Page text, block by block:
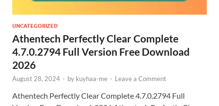
UNCATEGORIZED
Athentech Perfectly Clear Complete
4.7.0.2794 Full Version Free Download
2026
August 28, 2024 - by kuyhaa-me - Leave a Comment
Athentech Perfectly Clear Complete 4.7.0.2794 Full